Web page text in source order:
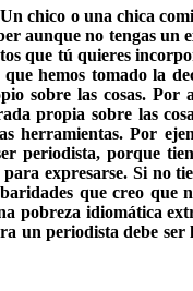
chico o una chica
aunque no tengas
que tú quieres
hemos tomado la
sobre las cosas.
propia sobre las
herramientas. Por
periodista, porque
expresarse. Si no
que creo
pobreza idiomática
periodista debe